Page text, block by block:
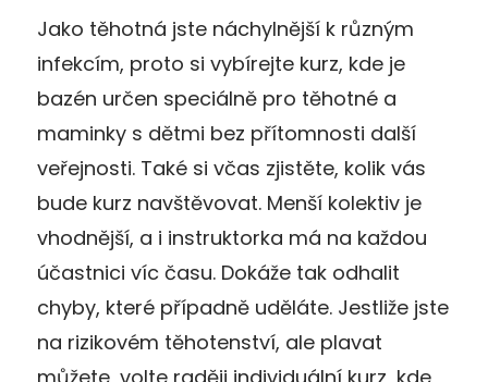
Jako těhotná jste náchylnější k různým
infekcím, proto si vybírejte kurz, kde je
bazén určen speciálně pro těhotné a
maminky s dětmi bez přítomnosti další
veřejnosti. Také si včas zjistěte, kolik vás
bude kurz navštěvovat. Menší kolektiv je
vhodnější, a i instruktorka má na každou
účastnici víc času. Dokáže tak odhalit
chyby, které případně uděláte. Jestliže jste
na rizikovém těhotenství, ale plavat